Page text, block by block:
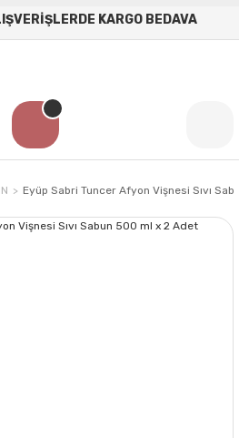
KARGO BEDAVA
Eyüp Sabri Tuncer Afyon Vişnesi Sıvı